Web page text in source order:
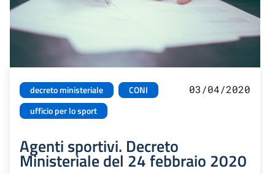
decreto ministeriale
CONI
ufficio per lo sport
03/04/2020
Agenti sportivi. Decreto
Ministeriale del 24 febbraio 2020